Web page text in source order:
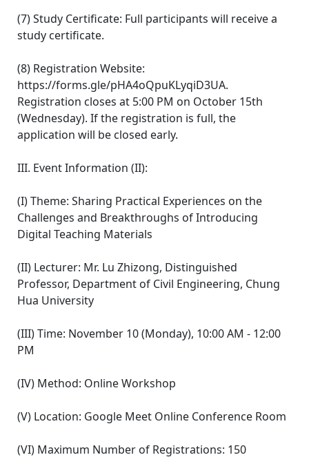
(7) Study Certificate: Full participants will receive a
study certificate.
(8) Registration Website:
https://forms.gle/pHA4oQpuKLyqiD3UA.
Registration closes at 5:00 PM on October 15th
(Wednesday). If the registration is full, the
application will be closed early.
III. Event Information (II):
(I) Theme: Sharing Practical Experiences on the
Challenges and Breakthroughs of Introducing
Digital Teaching Materials
(II) Lecturer: Mr. Lu Zhizong, Distinguished
Professor, Department of Civil Engineering, Chung
Hua University
(III) Time: November 10 (Monday), 10:00 AM - 12:00
PM
(IV) Method: Online Workshop
(V) Location: Google Meet Online Conference Room
(VI) Maximum Number of Registrations: 150